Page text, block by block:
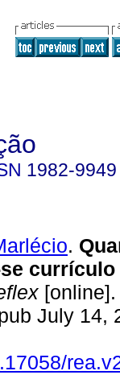
1982-9949
.
currículo
July 14,